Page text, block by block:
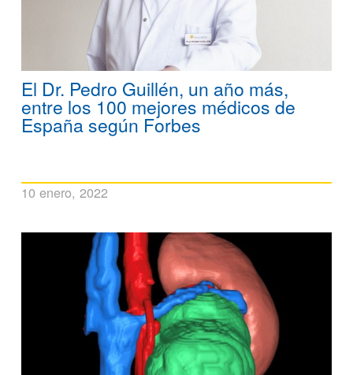
El Dr. Pedro Guillén, un año más,
entre los 100 mejores médicos de
España según Forbes
10 enero, 2022